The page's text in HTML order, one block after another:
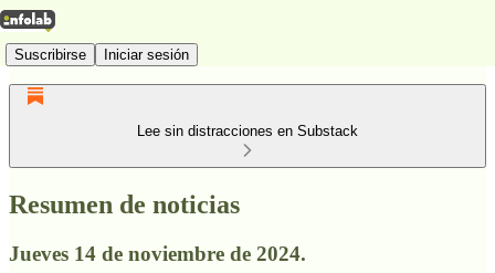
Suscribirse Iniciar sesión
Lee sin distracciones en Substack
Resumen de noticias
Jueves 14 de noviembre de 2024.